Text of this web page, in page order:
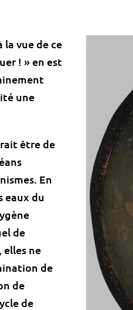
vue de ce
! » en est
une
être de
En
eaux du
de
ne
de
de
de